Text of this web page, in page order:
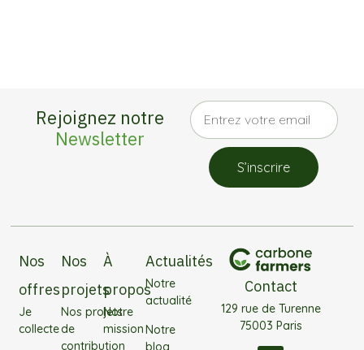
Rejoignez notre
Newsletter
S’inscrire
Contact
129 rue de Turenne
75003 Paris
Nos
offres
Je
collecte
Nos
projets
Nos projets
de
contribution
À
propos
Notre
mission
Actualités
Notre
actualité
Notre
blog